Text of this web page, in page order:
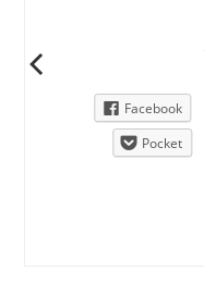
Facebook
Pocket